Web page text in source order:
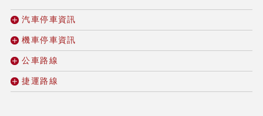
汽車停車資訊
機車停車資訊
公車路線
捷運路線